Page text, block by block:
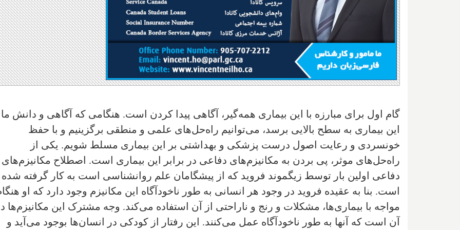
گام اول برای مبارزه با این بیماری همه‌گیر، آگاهی پیدا کردن است. هنگامی که آگاهی و دانش ما
این بیماری به سطح بالایی برسد، می‌توانیم راه‌حل‌های علمی و منطقی برگزینیم و با حفظ
خونسردی و رعایت اصول درست پزشکی و بهداشتی بر این بیماری مسلط شویم. یکی از
راه‌حل‌های موثر، پی بردن به مکانیزم‌های دفاعی در برابر این بیماری است. اصطلاح مکانیزم‌های
دفاعی اولین بار توسط زیگموند فروید که از پیشگامان علم روانشناسی است به کار گرفته شده
است. بنا به عقیده فروید در وجود هر انسانی به طور ناخودآگاه این مکانیزم وجود دارد که او
مواجه با بیماری‌ها، مشکلات و رنج و ناراحتی از آن استفاده می‌کند. وجه مشترک این مکانیزم‌ها
آن است که آنها به طور ناخودآگاه عمل می‌کنند. این رفتار از کودکی در انسان‌ها بوجود می‌آید و